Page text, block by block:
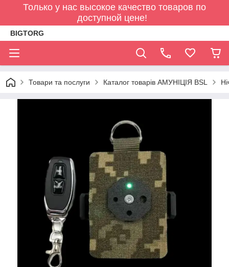
Только у нас высокое качество товаров по
доступной цене!
BIGTORG
Товари та послуги Каталог товарів АМУНІЦІЯ BSL